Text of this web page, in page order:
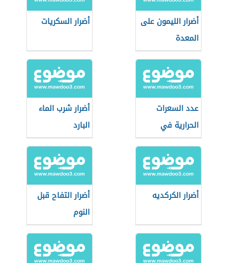
أضرار الليمون على
المعدة
أضرار السكريات
عدد السعرات
الحرارية في
ملعقة السكر
أضرار شرب الماء
البارد
أضرار الكركديه
أضرار التفاح قبل
النوم